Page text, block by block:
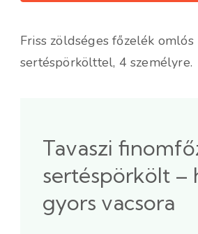
Friss zöldséges főzelék omlós
sertéspörkölttel, 4 személyre.
Tavaszi
sertéspörkölt –
gyors vacsora